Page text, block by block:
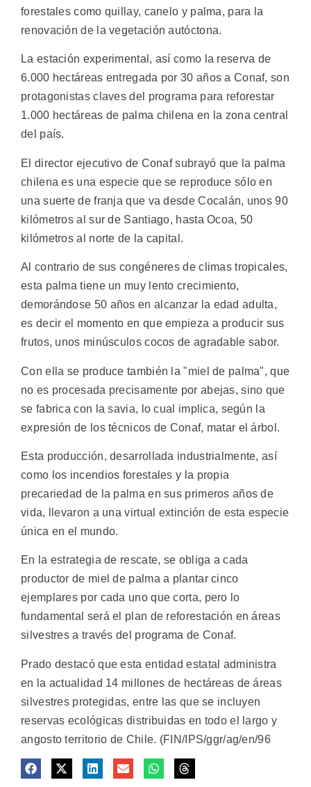
forestales como quillay, canelo y palma, para la
renovación de la vegetación autóctona.
La estación experimental, así como la reserva de
6.000 hectáreas entregada por 30 años a Conaf, son
protagonistas claves del programa para reforestar
1.000 hectáreas de palma chilena en la zona central
del país.
El director ejecutivo de Conaf subrayó que la palma
chilena es una especie que se reproduce sólo en
una suerte de franja que va desde Cocalán, unos 90
kilómetros al sur de Santiago, hasta Ocoa, 50
kilómetros al norte de la capital.
Al contrario de sus congéneres de climas tropicales,
esta palma tiene un muy lento crecimiento,
demorándose 50 años en alcanzar la edad adulta,
es decir el momento en que empieza a producir sus
frutos, unos minúsculos cocos de agradable sabor.
Con ella se produce también la "miel de palma", que
no es procesada precisamente por abejas, sino que
se fabrica con la savia, lo cual implica, según la
expresión de los técnicos de Conaf, matar el árbol.
Esta producción, desarrollada industrialmente, así
como los incendios forestales y la propia
precariedad de la palma en sus primeros años de
vida, llevaron a una virtual extinción de esta especie
única en el mundo.
En la estrategia de rescate, se obliga a cada
productor de miel de palma a plantar cinco
ejemplares por cada uno que corta, pero lo
fundamental será el plan de reforestación en áreas
silvestres a través del programa de Conaf.
Prado destacó que esta entidad estatal administra
en la actualidad 14 millones de hectáreas de áreas
silvestres protegidas, entre las que se incluyen
reservas ecológicas distribuidas en todo el largo y
angosto territorio de Chile. (FIN/IPS/ggr/ag/en/96